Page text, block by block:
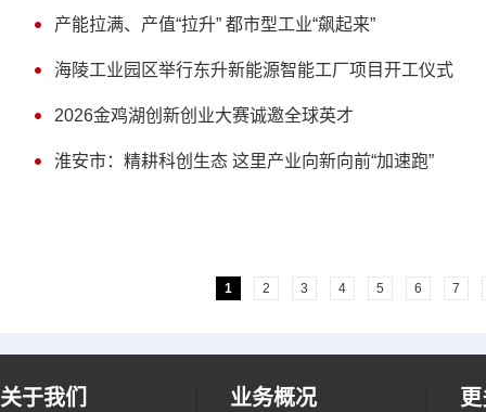
产能拉满、产值“拉升” 都市型工业“飙起来”
海陵工业园区举行东升新能源智能工厂项目开工仪式
2026金鸡湖创新创业大赛诚邀全球英才
淮安市：精耕科创生态 这里产业向新向前“加速跑”
1 2 3 4 5 6 7
关于我们 业务概况